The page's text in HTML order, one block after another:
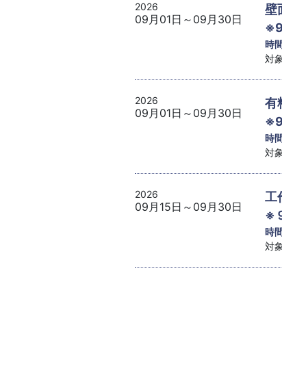
2026
09月01日～09月30日
壁
時
対
2026
09月01日～09月30日
有
時
対
2026
09月15日～09月30日
工
※
時
対